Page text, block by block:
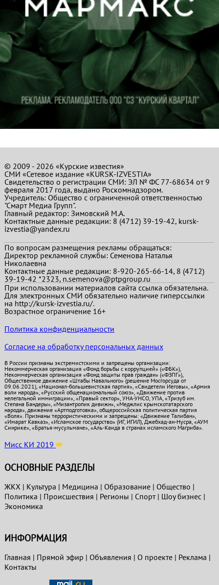
© 2009 - 2026 «Курские известия»
СМИ «Сетевое издание «KURSK-IZVESTIA»
Свидетельство о регистрации СМИ: ЭЛ № ФС 77-68634 от 9
февраля 2017 года, выдано Роскомнадзором.
Учредитель: Общество с ограниченной ответственностью
"Смарт Медиа Групп".
Главный редактор:Зимовский М.А.
Контактные данные редакции: 8 (4712) 39-19-42, kursk-
izvestia@yandex.ru
По вопросам размещения рекламы обращаться:
Директор рекламной службы: Семенова Наталья
Николаевна
Контактные данные редакции: 8-920-265-66-14, 8 (4712)
39-19-42 *2323, n.semenova@ptpgroup.ru
При использовании материалов сайта ссылка обязательна.
Для электронных СМИ обязательно наличие гиперссылки
на http://kursk-izvestia.ru/.
Возрастное ограничение 16+
Политика конфиденциальности
Согласие на обработку персональных данных
В России признаны экстремистскими и запрещены организации:
Некоммерческая организация «Фонд борьбы с коррупцией» («ФБК»),
Некоммерческая организация «Фонд защиты прав граждан» («ФЗПГ»),
Общественное движение «Штабы Навального» (решение Мосгорсуда от
09.06.2021), «Национал-большевистская партия», «Свидетели Иеговы», «Армия
воли народа», «Русский общенациональный союз», «Движение против
нелегальной иммиграции», «Правый сектор», УНА-УНСО, УПА, «Тризуб им.
Степана Бандеры», «Мизантропик дивижн», «Меджлис крымскотатарского
народа», движение «Артподготовка», общероссийская политическая партия
«Воля». Признаны террористическими и запрещены: «Движение Талибан»,
«Имарат Кавказ», «Исламское государство» (ИГ, ИГИЛ), Джебхад-ан-Нусра, «АУМ
Синрике», «Братья-мусульмане», «Аль-Каида в странах исламского Магриба».
Мисс КИ 2019
ОСНОВНЫЕ РАЗДЕЛЫ
ЖКХ | Культура | Медицина | Образование| Общество |
Политика | Проиcшествия | Регионы | Спорт| Шоу бизнес|
Экономика
ИНФОРМАЦИЯ
Главная | Прямой эфир | Объявления | О проекте| Реклама |
Контакты